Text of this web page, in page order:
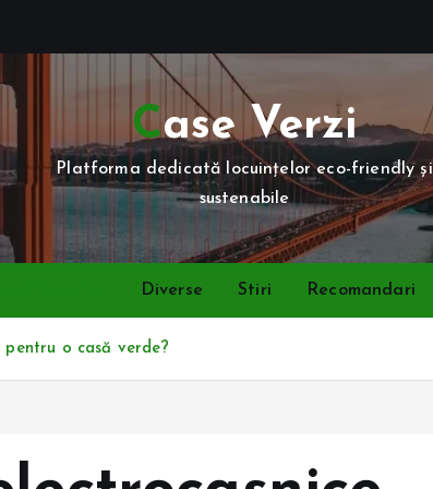
Case Verzi
Platforma dedicată locuințelor eco-friendly și
sustenabile
Diverse Stiri Recomandari
o casă verde?